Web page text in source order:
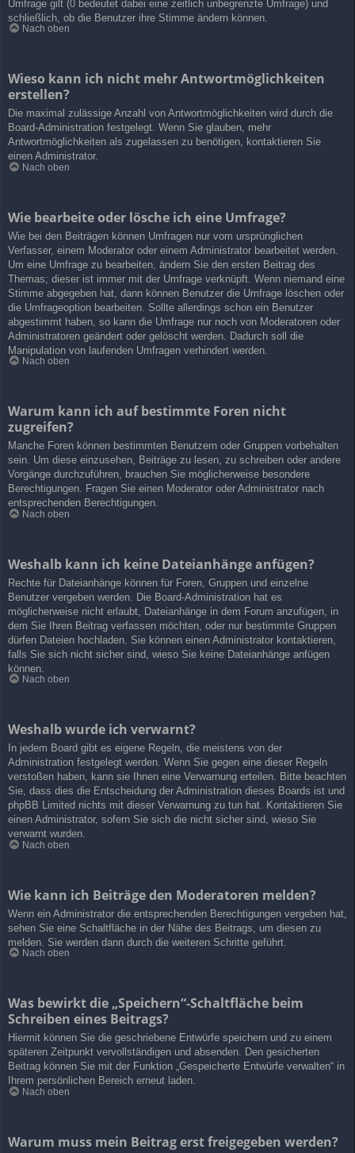
Umfrage gilt (0 bedeutet dabei eine zeitlich unbegrenzte Umfrage) und
schließlich, ob die Benutzer ihre Stimme ändern können.
Nach oben
Wieso kann ich nicht mehr Antwortmöglichkeiten
erstellen?
Die maximal zulässige Anzahl von Antwortmöglichkeiten wird durch die
Board-Administration festgelegt. Wenn Sie glauben, mehr
Antwortmöglichkeiten als zugelassen zu benötigen, kontaktieren Sie
einen Administrator.
Nach oben
Wie bearbeite oder lösche ich eine Umfrage?
Wie bei den Beiträgen können Umfragen nur vom ursprünglichen
Verfasser, einem Moderator oder einem Administrator bearbeitet werden.
Um eine Umfrage zu bearbeiten, ändern Sie den ersten Beitrag des
Themas; dieser ist immer mit der Umfrage verknüpft. Wenn niemand eine
Stimme abgegeben hat, dann können Benutzer die Umfrage löschen oder
die Umfrageoption bearbeiten. Sollte allerdings schon ein Benutzer
abgestimmt haben, so kann die Umfrage nur noch von Moderatoren oder
Administratoren geändert oder gelöscht werden. Dadurch soll die
Manipulation von laufenden Umfragen verhindert werden.
Nach oben
Warum kann ich auf bestimmte Foren nicht
zugreifen?
Manche Foren können bestimmten Benutzern oder Gruppen vorbehalten
sein. Um diese einzusehen, Beiträge zu lesen, zu schreiben oder andere
Vorgänge durchzuführen, brauchen Sie möglicherweise besondere
Berechtigungen. Fragen Sie einen Moderator oder Administrator nach
entsprechenden Berechtigungen.
Nach oben
Weshalb kann ich keine Dateianhänge anfügen?
Rechte für Dateianhänge können für Foren, Gruppen und einzelne
Benutzer vergeben werden. Die Board-Administration hat es
möglicherweise nicht erlaubt, Dateianhänge in dem Forum anzufügen, in
dem Sie Ihren Beitrag verfassen möchten, oder nur bestimmte Gruppen
dürfen Dateien hochladen. Sie können einen Administrator kontaktieren,
falls Sie sich nicht sicher sind, wieso Sie keine Dateianhänge anfügen
können.
Nach oben
Weshalb wurde ich verwarnt?
In jedem Board gibt es eigene Regeln, die meistens von der
Administration festgelegt werden. Wenn Sie gegen eine dieser Regeln
verstoßen haben, kann sie Ihnen eine Verwarnung erteilen. Bitte beachten
Sie, dass dies die Entscheidung der Administration dieses Boards ist und
phpBB Limited nichts mit dieser Verwarnung zu tun hat. Kontaktieren Sie
einen Administrator, sofern Sie sich die nicht sicher sind, wieso Sie
verwarnt wurden.
Nach oben
Wie kann ich Beiträge den Moderatoren melden?
Wenn ein Administrator die entsprechenden Berechtigungen vergeben hat,
sehen Sie eine Schaltfläche in der Nähe des Beitrags, um diesen zu
melden. Sie werden dann durch die weiteren Schritte geführt.
Nach oben
Was bewirkt die „Speichern“-Schaltfläche beim
Schreiben eines Beitrags?
Hiermit können Sie die geschriebene Entwürfe speichern und zu einem
späteren Zeitpunkt vervollständigen und absenden. Den gesicherten
Beitrag können Sie mit der Funktion „Gespeicherte Entwürfe verwalten“ in
Ihrem persönlichen Bereich erneut laden.
Nach oben
Warum muss mein Beitrag erst freigegeben werden?